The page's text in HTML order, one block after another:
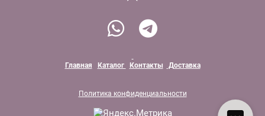
Главная Каталог Контакты Доставка
Политика конфиденциальности